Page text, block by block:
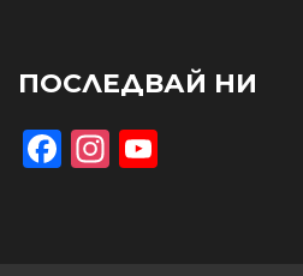
ПОСЛЕДВАЙ НИ
Facebook
Instagram